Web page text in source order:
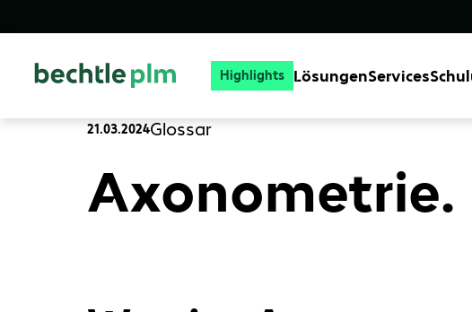
Highlights LösungenServices
21.03.2024Glossar
Axonometrie.